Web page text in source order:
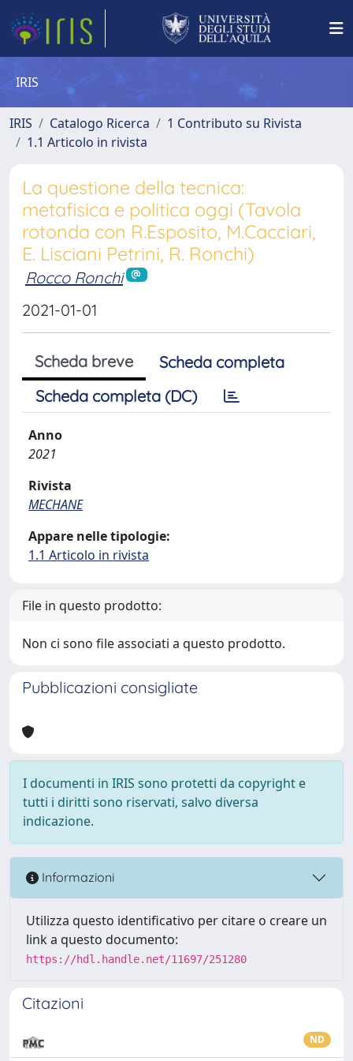
IRIS
IRIS Catalogo Ricerca
1 Contributo su Rivista
1.1 Articolo in rivista
La questione della tecnica:
metafisica e politica oggi (Tavola
rotonda con R.Esposito, M.Cacciari,
E. Lisciani Petrini, R. Ronchi)
Rocco Ronchi
2021-01-01
Scheda breve
Scheda completa
Scheda completa (DC)
Anno
2021
Rivista
MECHANE
Appare nelle tipologie:
1.1 Articolo in rivista
File in questo prodotto:
Non ci sono file associati a questo prodotto.
Pubblicazioni consigliate
I documenti in IRIS sono protetti da copyright e
tutti i diritti sono riservati, salvo diversa
indicazione.
Informazioni
Utilizza questo identificativo per citare o creare un
link a questo documento:
https://hdl.handle.net/11697/251280
Citazioni
ND